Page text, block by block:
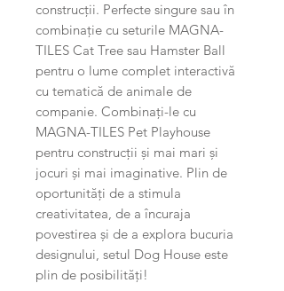
construcții. Perfecte singure sau în
combinație cu seturile MAGNA-
TILES Cat Tree sau Hamster Ball
pentru o lume complet interactivă
cu tematică de animale de
companie. Combinați-le cu
MAGNA-TILES Pet Playhouse
pentru construcții și mai mari și
jocuri și mai imaginative. Plin de
oportunități de a stimula
creativitatea, de a încuraja
povestirea și de a explora bucuria
designului, setul Dog House este
plin de posibilități!